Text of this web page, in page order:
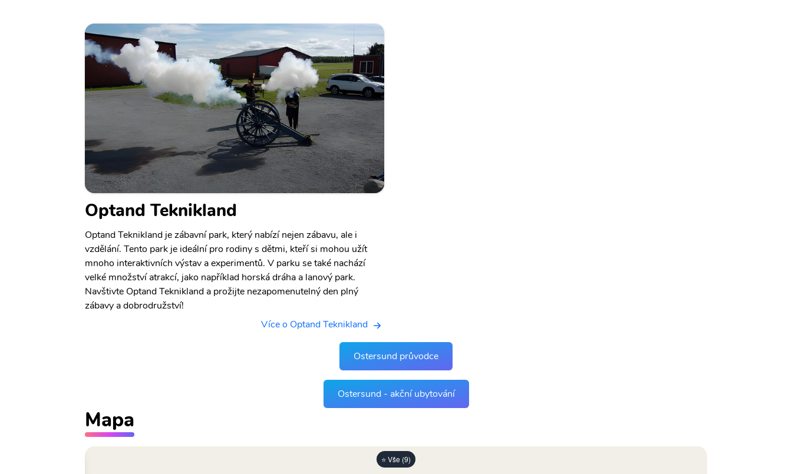
Optand Teknikland
Optand Teknikland je zábavní park, který nabízí nejen zábavu, ale i
vzdělání. Tento park je ideální pro rodiny s dětmi, kteří si mohou užít
mnoho interaktivních výstav a experimentů. V parku se také nachází
velké množství atrakcí, jako například horská dráha a lanový park.
Navštivte Optand Teknikland a prožijte nezapomenutelný den plný
zábavy a dobrodružství!
Více o Optand Teknikland
Ostersund průvodce
Ostersund - akční ubytování
Mapa
⭐ Vše (9)